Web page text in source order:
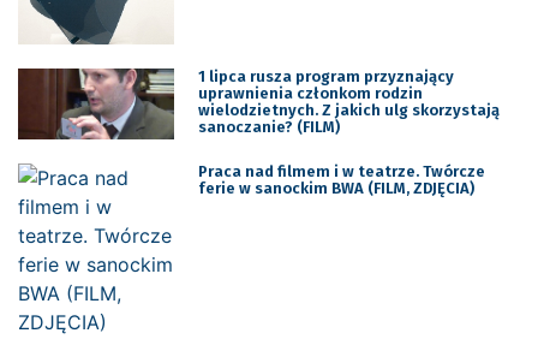
1 lipca rusza program przyznający
uprawnienia członkom rodzin
wielodzietnych. Z jakich ulg skorzystają
sanoczanie? (FILM)
Praca nad filmem i w teatrze. Twórcze
ferie w sanockim BWA (FILM, ZDJĘCIA)